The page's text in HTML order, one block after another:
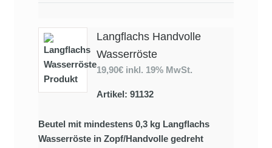
Langflachs Handvolle
Wasserröste
19,90€ inkl. 19% MwSt.
Artikel: 91132
Beutel mit mindestens 0,3 kg Langflachs
Wasserröste in Zopf/Handvolle gedreht